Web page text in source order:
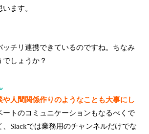
ます。
ッチリ連携できているのですね。ちなみ
しょうか？
や人間関係作りのようなことも大事にし
ートのコミュニケーションもなるべくで
、Slackでは業務用のチャンネルだけでな